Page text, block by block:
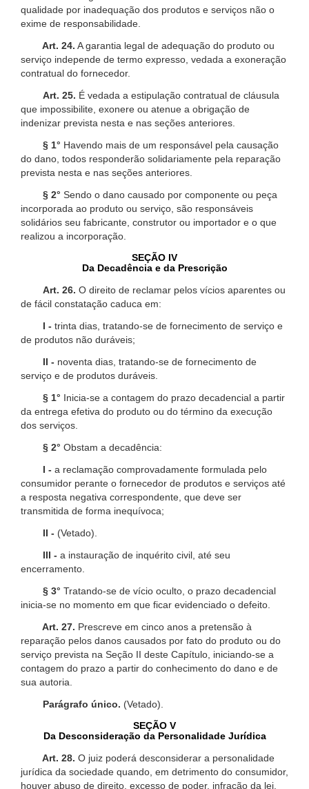
qualidade por inadequação dos produtos e serviços não o
exime de responsabilidade.
Art. 24. A garantia legal de adequação do produto ou
serviço independe de termo expresso, vedada a exoneração
contratual do fornecedor.
Art. 25. É vedada a estipulação contratual de cláusula
que impossibilite, exonere ou atenue a obrigação de
indenizar prevista nesta e nas seções anteriores.
§ 1° Havendo mais de um responsável pela causação
do dano, todos responderão solidariamente pela reparação
prevista nesta e nas seções anteriores.
§ 2° Sendo o dano causado por componente ou peça
incorporada ao produto ou serviço, são responsáveis
solidários seu fabricante, construtor ou importador e o que
realizou a incorporação.
SEÇÃO IV
Da Decadência e da Prescrição
Art. 26. O direito de reclamar pelos vícios aparentes ou
de fácil constatação caduca em:
I - trinta dias, tratando-se de fornecimento de serviço e
de produtos não duráveis;
II - noventa dias, tratando-se de fornecimento de
serviço e de produtos duráveis.
§ 1° Inicia-se a contagem do prazo decadencial a partir
da entrega efetiva do produto ou do término da execução
dos serviços.
§ 2° Obstam a decadência:
I - a reclamação comprovadamente formulada pelo
consumidor perante o fornecedor de produtos e serviços até
a resposta negativa correspondente, que deve ser
transmitida de forma inequívoca;
II - (Vetado).
III - a instauração de inquérito civil, até seu
encerramento.
§ 3° Tratando-se de vício oculto, o prazo decadencial
inicia-se no momento em que ficar evidenciado o defeito.
Art. 27. Prescreve em cinco anos a pretensão à
reparação pelos danos causados por fato do produto ou do
serviço prevista na Seção II deste Capítulo, iniciando-se a
contagem do prazo a partir do conhecimento do dano e de
sua autoria.
Parágrafo único. (Vetado).
SEÇÃO V
Da Desconsideração da Personalidade Jurídica
Art. 28. O juiz poderá desconsiderar a personalidade
jurídica da sociedade quando, em detrimento do consumidor,
houver abuso de direito, excesso de poder, infração da lei,